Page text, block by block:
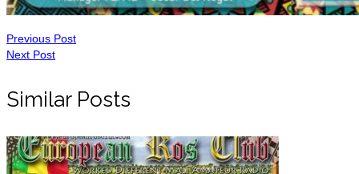
Previous Post
Next Post
Similar Posts